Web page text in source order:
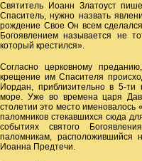
Святитель Иоанн Златоуст
Спаситель, нужно назвать
рождение Свое Он всем
Богоявлением называется не
который крестился».
Согласно церковному
крещение им Спасителя
Иордан, приблизительно в 5-
море. Уже во времена царя
столетии это место
паломников стекавшихся сюда
событиях святого
паломникам, расположившийся
Иоанна Предтечи.